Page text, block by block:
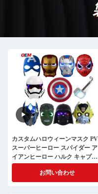
カスタムハロウィーンマスク
スーパーヒーロー スパイダー ア
イアンヒーロー ハルク キャプテ
ン・アメリカ マスク コスプレ衣
装 フェイスマスク
お問い合わせ